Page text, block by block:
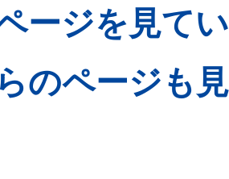
ージを見て
のページも